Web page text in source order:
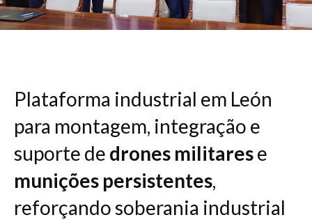
Plataforma industrial em León
para montagem, integração e
suporte de drones militarese
munições persistentes,
reforçando soberania industrial